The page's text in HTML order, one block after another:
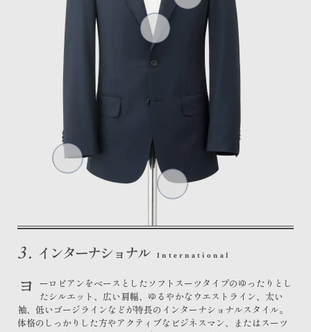
インターナショナル International
3.
ヨ
ーロピアンをベースとしたソフトスーツタイプのゆったりとし
たシルエット、広い肩幅、ゆるやかなウエストライン、太い
袖、低いゴージラインなどが特長のインターナショナルスタイル。
体格のしっかりした方やアクティブなビジネスマン、またはスーツ
ブリティッシュ
イタリアン
インターナショナル